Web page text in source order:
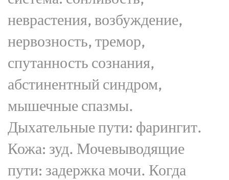
неврастения, возбуждение,
нервозность, тремор,
спутанность сознания,
абстинентный синдром,
мышечные спазмы.
Дыхательные пути: фарингит.
Кожа: зуд. Мочевыводящие
пути: задержка мочи. Когда